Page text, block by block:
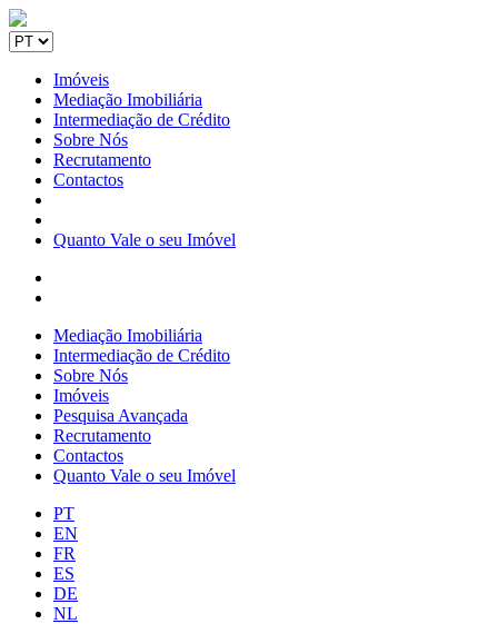
Imóveis
Mediação Imobiliária
Intermediação de Crédito
Sobre Nós
Recrutamento
Contactos
Quanto Vale o seu Imóvel
Mediação Imobiliária
Intermediação de Crédito
Sobre Nós
Imóveis
Pesquisa Avançada
Recrutamento
Contactos
Quanto Vale o seu Imóvel
PT
EN
FR
ES
DE
NL